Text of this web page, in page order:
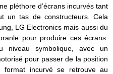
pléthore d’écrans incurvés tant
un tas de constructeurs. Cela
LG Electronics mais aussi du
pour produire ces écrans.
niveau symbolique, avec un
pour passer de la position
incurvé se retrouve au